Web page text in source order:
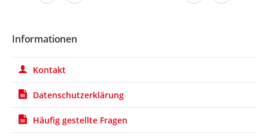
Informationen
Kontakt
Datenschutzerklärung
Häufig gestellte Fragen